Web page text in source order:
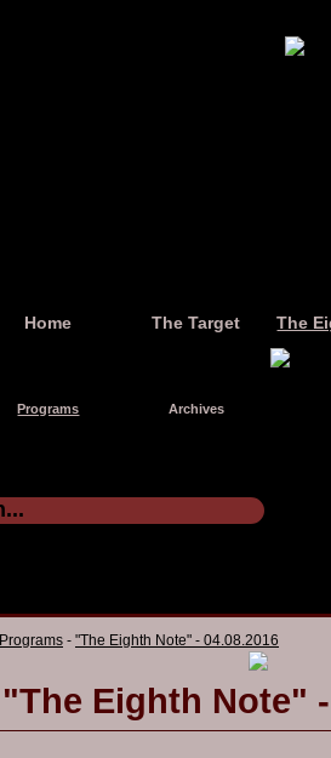
Home The Target The
Programs Archives
Programs - "The Eighth Note" - 04.08.2016
"The Eighth Note"